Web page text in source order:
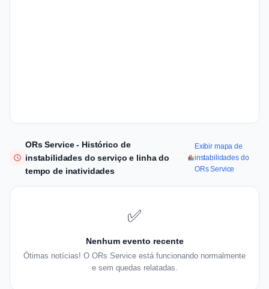
ORs Service - Histórico de
instabilidades do serviço e linha do
tempo de inatividades
Exibir mapa de
instabilidades do
ORs Service
✅
Nenhum evento recente
Ótimas notícias! O ORs Service está funcionando normalmente
e sem quedas relatadas.